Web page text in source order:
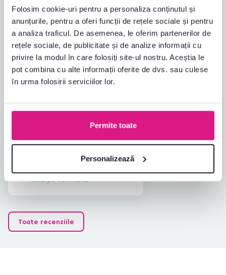
Folosim cookie-uri pentru a personaliza conținutul și
anunțurile, pentru a oferi funcții de rețele sociale și pentru
a analiza traficul. De asemenea, le oferim partenerilor de
rețele sociale, de publicitate și de analize informații cu
privire la modul în care folosiți site-ul nostru. Aceștia le
pot combina cu alte informații oferite de dvs. sau culese
în urma folosirii serviciilor lor.
Permite toate
Personalizează
Evaluări produs
5,0
1recenzii
Îndeplinește așteptările 5,0
29.11.2024, Sľažany,
Slovacia
5
Recenzie pentru același model, dar într-oaltă
Achiziție verificată
Toate recenziile